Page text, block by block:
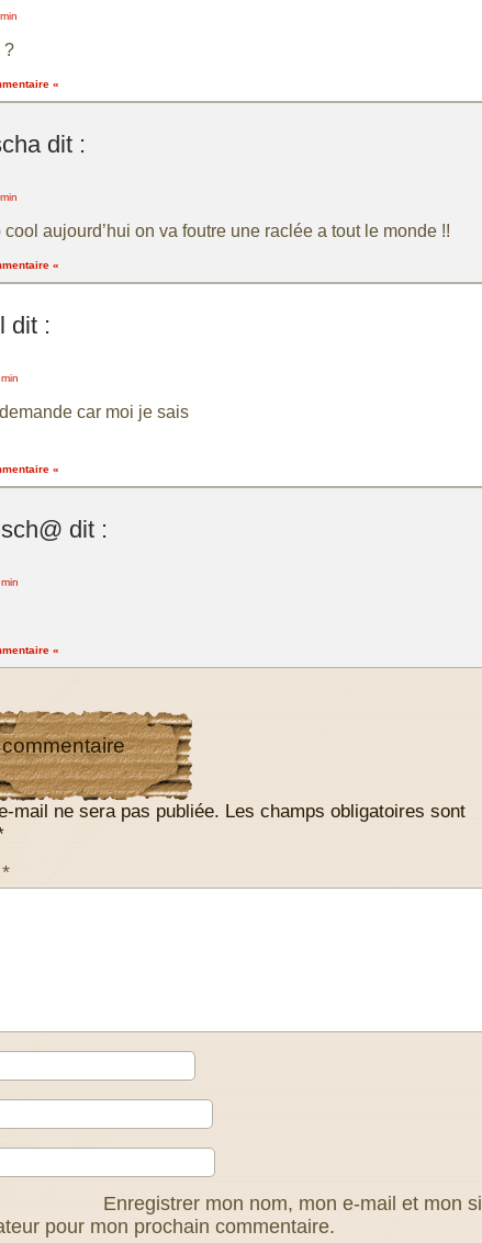
?
«
dit :
cool aujourd’hui on va foutre une raclée a tout le monde !!
«
dit :
car moi je sais
«
dit :
«
mail ne sera pas publiée. Les champs obligatoires sont
*
Enregistrer mon nom, mon e-mail et mon
pour mon prochain commentaire.